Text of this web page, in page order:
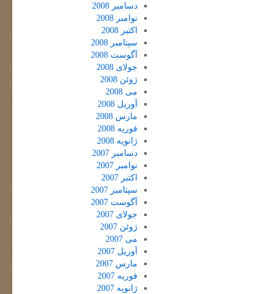
دسامبر 2008
نوامبر 2008
اکتبر 2008
سپتامبر 2008
آگوست 2008
جولای 2008
ژوئن 2008
می 2008
آوریل 2008
مارس 2008
فوریه 2008
ژانویه 2008
دسامبر 2007
نوامبر 2007
اکتبر 2007
سپتامبر 2007
آگوست 2007
جولای 2007
ژوئن 2007
می 2007
آوریل 2007
مارس 2007
فوریه 2007
ژانویه 2007